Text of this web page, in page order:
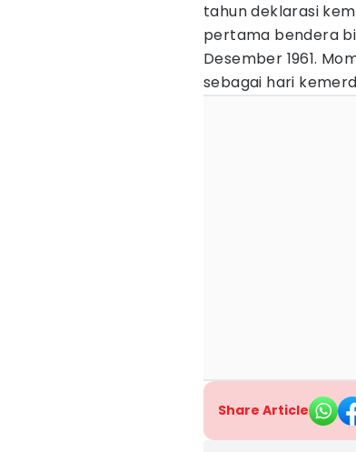
tahun deklarasi
pertama bendera
Desember 1961.
sebagai hari
Share Article